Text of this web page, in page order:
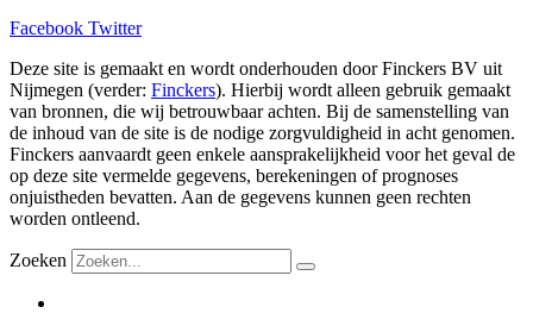
Facebook Twitter
Deze site is gemaakt en wordt onderhouden door Finckers BV uit
Nijmegen (verder: Finckers). Hierbij wordt alleen gebruik gemaakt
van bronnen, die wij betrouwbaar achten. Bij de samenstelling van
de inhoud van de site is de nodige zorgvuldigheid in acht genomen.
Finckers aanvaardt geen enkele aansprakelijkheid voor het geval de
op deze site vermelde gegevens, berekeningen of prognoses
onjuistheden bevatten. Aan de gegevens kunnen geen rechten
worden ontleend.
Zoeken